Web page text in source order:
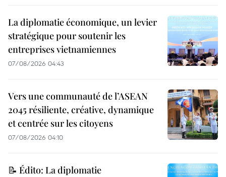
La diplomatie économique, un levier
stratégique pour soutenir les
entreprises vietnamiennes
07/08/2026 04:43
Vers une communauté de l’ASEAN
2045 résiliente, créative, dynamique
et centrée sur les citoyens
07/08/2026 04:10
📝 Édito: La diplomatie